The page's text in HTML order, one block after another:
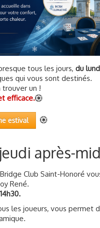
tous les jours, du
qui vous sont destinés.
trouver un !
efficace.
estival
après-
Club Saint-Honoré
René.
les joueurs, vous permet